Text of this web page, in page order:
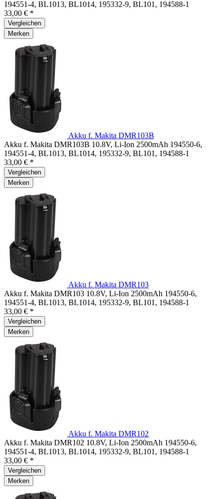
194551-4, BL1013, BL1014, 195332-9, BL101, 194588-1
33,00 € *
Vergleichen
Merken
Akku f. Makita DMR103B
Akku f. Makita DMR103B 10.8V, Li-Ion 2500mAh 194550-6,
194551-4, BL1013, BL1014, 195332-9, BL101, 194588-1
33,00 € *
Vergleichen
Merken
Akku f. Makita DMR103
Akku f. Makita DMR103 10.8V, Li-Ion 2500mAh 194550-6,
194551-4, BL1013, BL1014, 195332-9, BL101, 194588-1
33,00 € *
Vergleichen
Merken
Akku f. Makita DMR102
Akku f. Makita DMR102 10.8V, Li-Ion 2500mAh 194550-6,
194551-4, BL1013, BL1014, 195332-9, BL101, 194588-1
33,00 € *
Vergleichen
Merken